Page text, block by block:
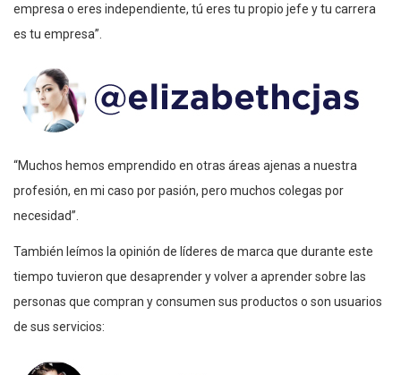
empresa o eres independiente, tú eres tu propio jefe y tu carrera
es tu empresa”.
“Muchos hemos emprendido en otras áreas ajenas a nuestra
profesión, en mi caso por pasión, pero muchos colegas por
necesidad”.
También leímos la opinión de líderes de marca que durante este
tiempo tuvieron que desaprender y volver a aprender sobre las
personas que compran y consumen sus productos o son usuarios
de sus servicios: